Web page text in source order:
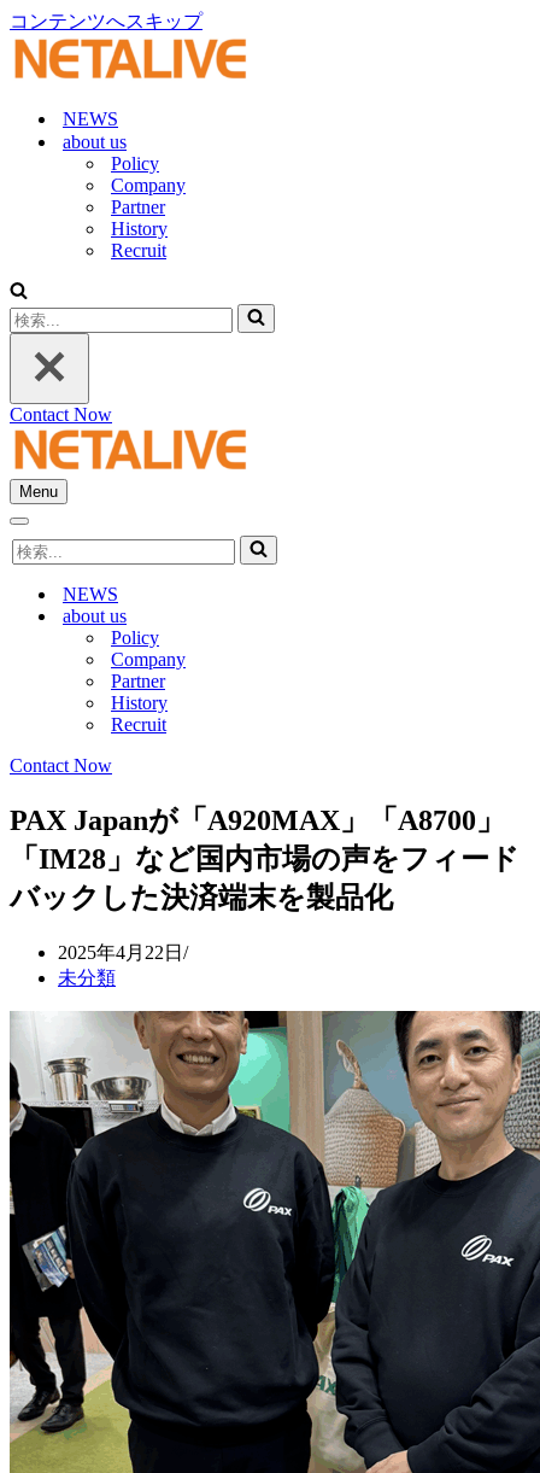
コンテンツへスキップ
NEWS
about us
Policy
Company
Partner
History
Recruit
検
索...
Contact Now
Menu
ナ
ゲ
シ
ョ
ナ
ビ
検
索...
NEWS
about us
Policy
Company
Partner
History
Recruit
Contact Now
PAX Japanが「A920MAX」「A8700」
「IM28」など国内市場の声をフィード
バックした決済端末を製品化
2025年4月22日
未分類